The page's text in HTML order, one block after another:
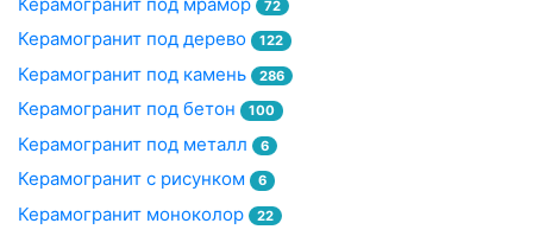
72
Керамогранит под дерево 122
Керамогранит под камень 286
Керамогранит под бетон 100
Керамогранит под металл 6
Керамогранит с рисунком 6
Керамогранит моноколор 22